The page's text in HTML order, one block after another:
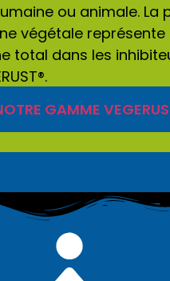
ou animale. La
végétale représente
total dans les
.
GAMME